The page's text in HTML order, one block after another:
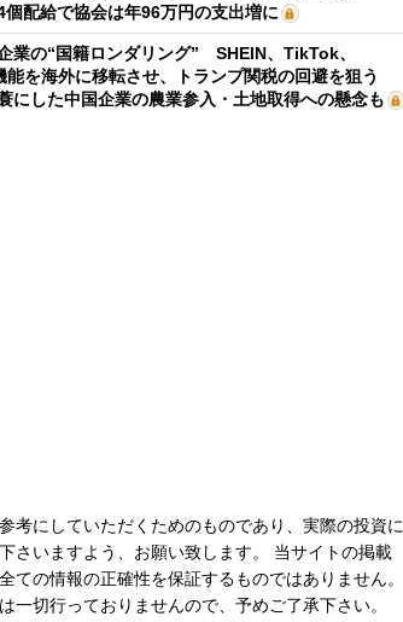
配給で協会は年96万円の支出増に
業の“国籍ロンダリング” SHEIN、TikTok、
を海外に移転させ、トランプ関税の回避を狙う
にした中国企業の農業参入・土地取得への懸念も
考にしていただくためのものであり、実際の投資に
さいますよう、お願い致します。 当サイトの掲載
の情報の正確性を保証するものではありません。
切行っておりませんので、予めご了承下さい。